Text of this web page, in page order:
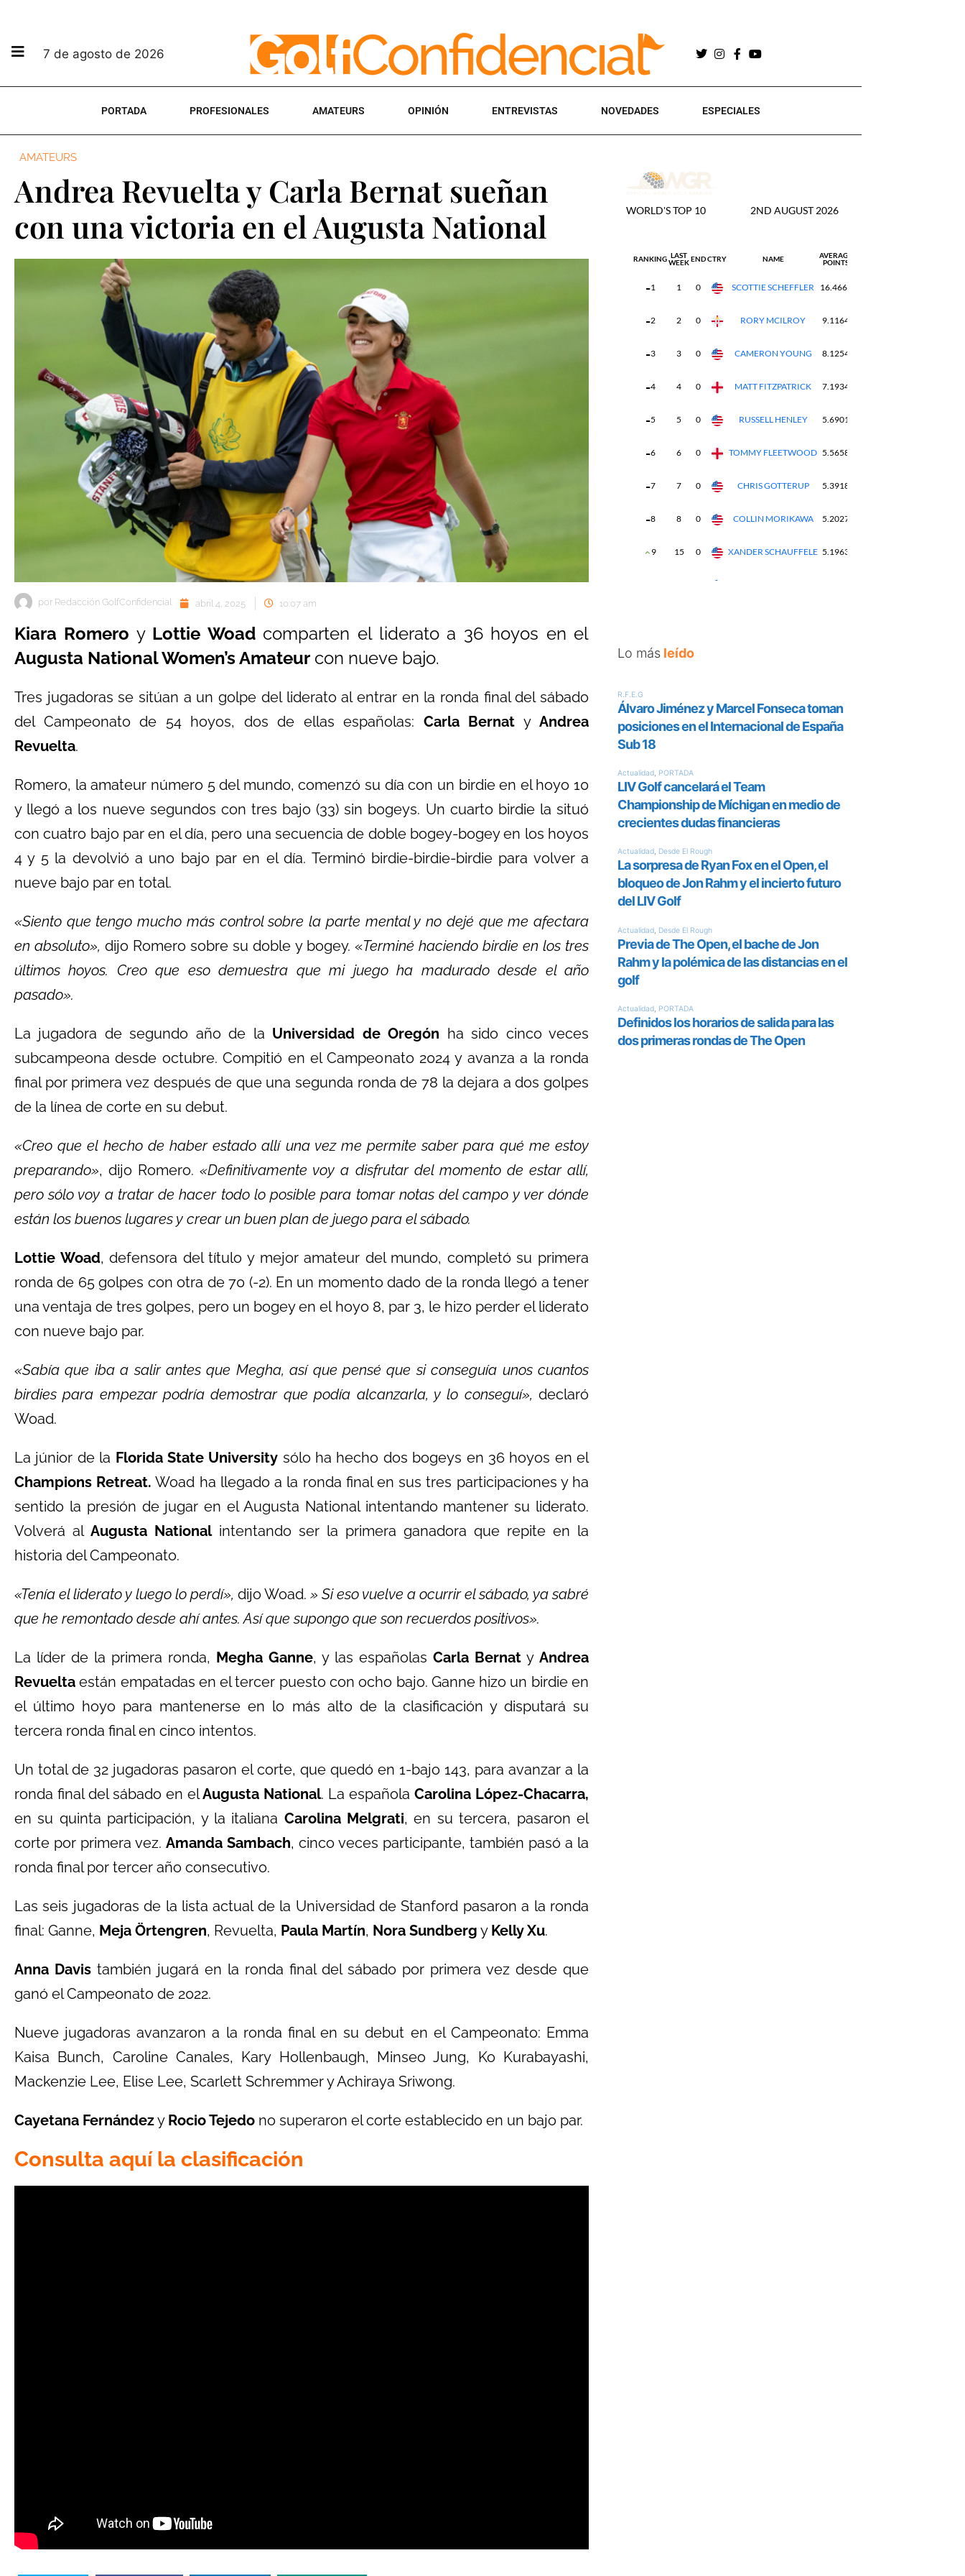
7 de agosto de 2026
PORTADA PROFESIONALES AMATEURS OPINIÓN ENTREVISTAS NOVEDADES ESPECIALES
AMATEURS
Andrea Revuelta y Carla Bernat sueñan
con una victoria en el Augusta National
por Redacción GolfConfidencial abril 4, 2025 10:07 am
Kiara Romero y Lottie Woadcomparten el liderato a 36 hoyos en el
Augusta National Women’s Amateur con nueve bajo.
Tres jugadoras se sitúan a un golpe del liderato al entrar en la ronda final del sábado
del Campeonato de 54 hoyos, dos de ellas españolas: Carla Bernat y Andrea
Revuelta.
Romero, la amateur número 5 del mundo, comenzó su día con un birdie en el hoyo 10
y llegó a los nueve segundos con tres bajo (33) sin bogeys. Un cuarto birdie la situó
con cuatro bajo par en el día, pero una secuencia de doble bogey-bogey en los hoyos
4 y 5 la devolvió a uno bajo par en el día. Terminó birdie-birdie-birdie para volver a
nueve bajo par en total.
«Siento que tengo mucho más control sobre la parte mental y no dejé que me afectara
en absoluto», dijo Romero sobre su doble y bogey. «Terminé haciendo birdie en los tres
últimos hoyos. Creo que eso demuestra que mi juego ha madurado desde el año
pasado».
La jugadora de segundo año de la Universidad de Oregón ha sido cinco veces
subcampeona desde octubre. Compitió en el Campeonato 2024 y avanza a la ronda
final por primera vez después de que una segunda ronda de 78 la dejara a dos golpes
de la línea de corte en su debut.
«Creo que el hecho de haber estado allí una vez me permite saber para qué me estoy
preparando», dijo Romero. «Definitivamente voy a disfrutar del momento de estar allí,
pero sólo voy a tratar de hacer todo lo posible para tomar notas del campo y ver dónde
están los buenos lugares y crear un buen plan de juego para el sábado.
Lottie Woad, defensora del título y mejor amateur del mundo, completó su primera
ronda de 65 golpes con otra de 70 (-2). En un momento dado de la ronda llegó a tener
una ventaja de tres golpes, pero un bogey en el hoyo 8, par 3, le hizo perder el liderato
con nueve bajo par.
«Sabía que iba a salir antes que Megha, así que pensé que si conseguía unos cuantos
birdies para empezar podría demostrar que podía alcanzarla, y lo conseguí», declaró
Woad.
La júnior de la Florida State University sólo ha hecho dos bogeys en 36 hoyos en el
Champions Retreat. Woad ha llegado a la ronda final en sus tres participaciones y ha
sentido la presión de jugar en el Augusta National intentando mantener su liderato.
Volverá al Augusta Nationalintentando ser la primera ganadora que repite en la
historia del Campeonato.
«Tenía el liderato y luego lo perdí», dijo Woad. » Si eso vuelve a ocurrir el sábado, ya sabré
que he remontado desde ahí antes. Así que supongo que son recuerdos positivos».
La líder de la primera ronda, Megha Ganne, y las españolas Carla Bernat y Andrea
Revuelta están empatadas en el tercer puesto con ocho bajo. Ganne hizo un birdie en
el último hoyo para mantenerse en lo más alto de la clasificación y disputará su
tercera ronda final en cinco intentos.
Un total de 32 jugadoras pasaron el corte, que quedó en 1-bajo 143, para avanzar a la
ronda final del sábado en elAugusta National. La españolaCarolina López-Chacarra,
en su quinta participación, y la italiana Carolina Melgrati, en su tercera, pasaron el
corte por primera vez. Amanda Sambach, cinco veces participante, también pasó a la
ronda final por tercer año consecutivo.
Las seis jugadoras de la lista actual de la Universidad de Stanford pasaron a la ronda
final: Ganne, Meja Örtengren, Revuelta, Paula Martín, Nora Sundberg y Kelly Xu.
Anna Davis también jugará en la ronda final del sábado por primera vez desde que
ganó el Campeonato de 2022.
Nueve jugadoras avanzaron a la ronda final en su debut en el Campeonato: Emma
Kaisa Bunch, Caroline Canales, Kary Hollenbaugh, Minseo Jung, Ko Kurabayashi,
Mackenzie Lee, Elise Lee, Scarlett Schremmer y Achiraya Sriwong.
Cayetana Fernándezy Rocio Tejedo no superaron el corte establecido en un bajo par.
Consulta aquí la clasificación
Lo más leído